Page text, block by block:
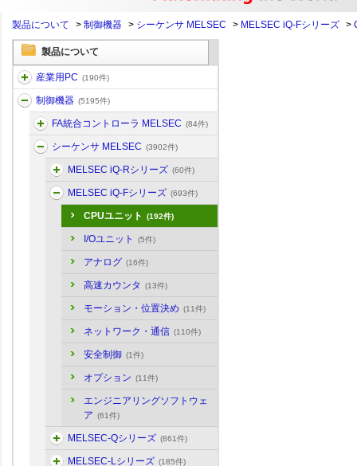
製品について > 制御機器 > シーケンサ MELSEC > MELSEC iQ-Fシリーズ >
製品について
産業用PC (190件)
制御機器 (5195件)
FA統合コントローラ MELSEC (84件)
シーケンサ MELSEC (3902件)
MELSEC iQ-Rシリーズ (60件)
MELSEC iQ-Fシリーズ (693件)
CPUユニット (192件)
I/Oユニット (5件)
アナログ (16件)
高速カウンタ (13件)
モーション・位置決め (11件)
ネットワーク・通信 (110件)
安全制御 (1件)
オプション (11件)
エンジニアリングソフトウェ
ア (61件)
MELSEC-Qシリーズ (861件)
MELSEC-Lシリーズ (185件)